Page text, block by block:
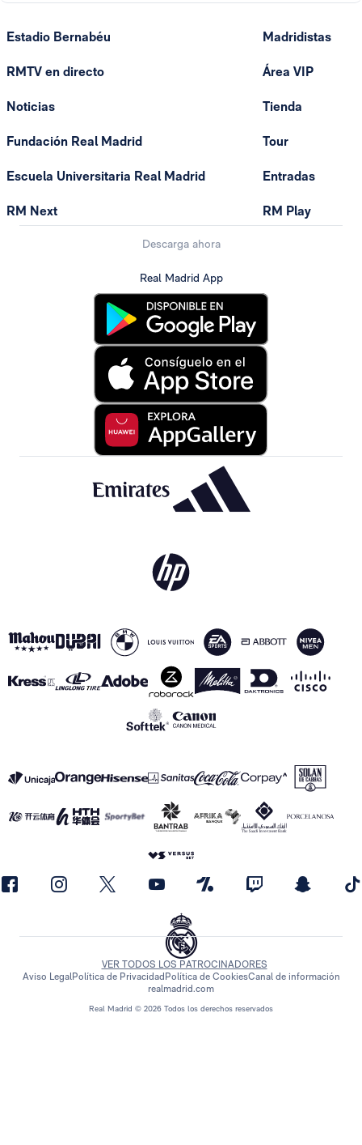
Estadio Bernabéu
RMTV en directo
Noticias
Fundación Real Madrid
Escuela Universitaria Real Madrid
RM Next
Madridistas
Área VIP
Tienda
Tour
Entradas
RM Play
Descarga ahora
Real Madrid App
Real Madrid © 2026 Todos los derechos reservados
VER TODOS LOS PATROCINADORES
Aviso LegalPolítica de Privacidad Política de CookiesCanal de información
realmadrid.com